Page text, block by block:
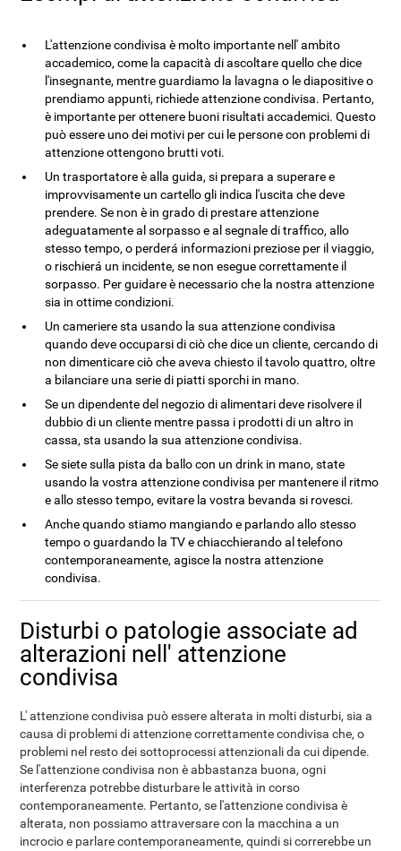
L'attenzione condivisa è molto importante nell' ambito
accademico, come la capacità di ascoltare quello che dice
l'insegnante, mentre guardiamo la lavagna o le diapositive o
prendiamo appunti, richiede attenzione condivisa. Pertanto,
è importante per ottenere buoni risultati accademici. Questo
può essere uno dei motivi per cui le persone con problemi di
attenzione ottengono brutti voti.
Un trasportatore è alla guida, si prepara a superare e
improvvisamente un cartello gli indica l'uscita che deve
prendere. Se non è in grado di prestare attenzione
adeguatamente al sorpasso e al segnale di traffico, allo
stesso tempo, o perderá informazioni preziose per il viaggio,
o rischierá un incidente, se non esegue correttamente il
sorpasso. Per guidare è necessario che la nostra attenzione
sia in ottime condizioni.
Un cameriere sta usando la sua attenzione condivisa
quando deve occuparsi di ciò che dice un cliente, cercando di
non dimenticare ciò che aveva chiesto il tavolo quattro, oltre
a bilanciare una serie di piatti sporchi in mano.
Se un dipendente del negozio di alimentari deve risolvere il
dubbio di un cliente mentre passa i prodotti di un altro in
cassa, sta usando la sua attenzione condivisa.
Se siete sulla pista da ballo con un drink in mano, state
usando la vostra attenzione condivisa per mantenere il ritmo
e allo stesso tempo, evitare la vostra bevanda si rovesci.
Anche quando stiamo mangiando e parlando allo stesso
tempo o guardando la TV e chiacchierando al telefono
contemporaneamente, agisce la nostra attenzione
condivisa.
Disturbi o patologie associate ad
alterazioni nell' attenzione
condivisa
L' attenzione condivisa può essere alterata in molti disturbi, sia a
causa di problemi di attenzione correttamente condivisa che, o
problemi nel resto dei sottoprocessi attenzionali da cui dipende.
Se l'attenzione condivisa non è abbastanza buona, ogni
interferenza potrebbe disturbare le attività in corso
contemporaneamente. Pertanto, se l'attenzione condivisa è
alterata, non possiamo attraversare con la macchina a un
incrocio e parlare contemporaneamente, quindi si correrebbe un